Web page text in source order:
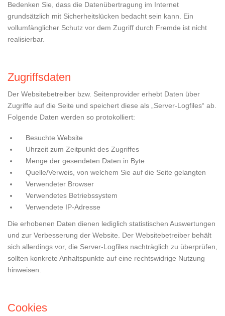
Bedenken Sie, dass die Datenübertragung im Internet
grundsätzlich mit Sicherheitslücken bedacht sein kann. Ein
vollumfänglicher Schutz vor dem Zugriff durch Fremde ist nicht
realisierbar.
Zugriffsdaten
Der Websitebetreiber bzw. Seitenprovider erhebt Daten über
Zugriffe auf die Seite und speichert diese als „Server-Logfiles“ ab.
Folgende Daten werden so protokolliert:
Besuchte Website
Uhrzeit zum Zeitpunkt des Zugriffes
Menge der gesendeten Daten in Byte
Quelle/Verweis, von welchem Sie auf die Seite gelangten
Verwendeter Browser
Verwendetes Betriebssystem
Verwendete IP-Adresse
Die erhobenen Daten dienen lediglich statistischen Auswertungen
und zur Verbesserung der Website. Der Websitebetreiber behält
sich allerdings vor, die Server-Logfiles nachträglich zu überprüfen,
sollten konkrete Anhaltspunkte auf eine rechtswidrige Nutzung
hinweisen.
Cookies